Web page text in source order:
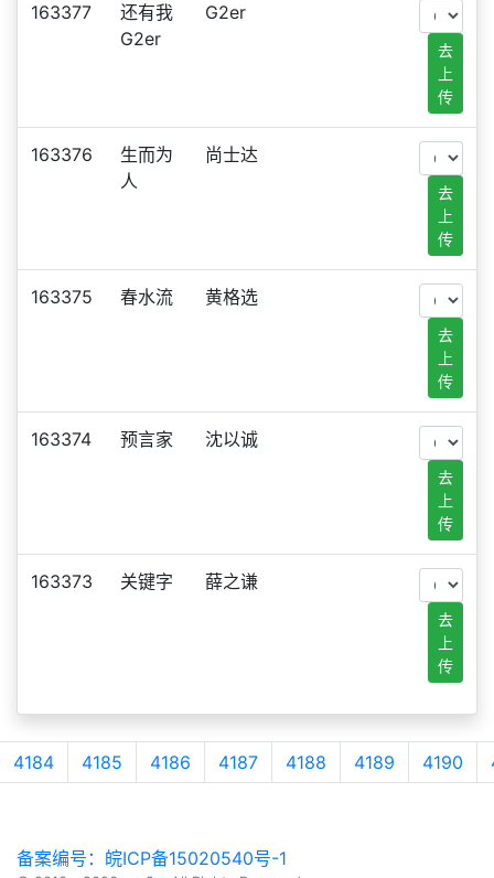
163377
还有我
G2er
G2er
去
上
传
163376
生而为
人
尚士达
去
上
传
163375 春水流 黄格选
去
上
传
163374 预言家 沈以诚
去
上
传
163373 关键字 薛之谦
去
上
传
4184 4185 4186 4187 4188 4189 4190
备案编号：皖ICP备15020540号-1